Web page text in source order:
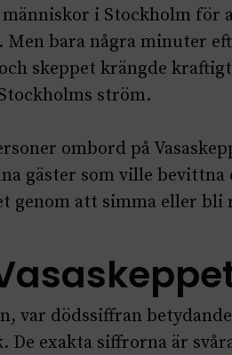
människor i Stockholm
bara några minuter
skeppet krängde
ström.
ombord på
gäster som ville bevittna
genom att simma eller bli
var dödssiffran
De exakta siffrorna är